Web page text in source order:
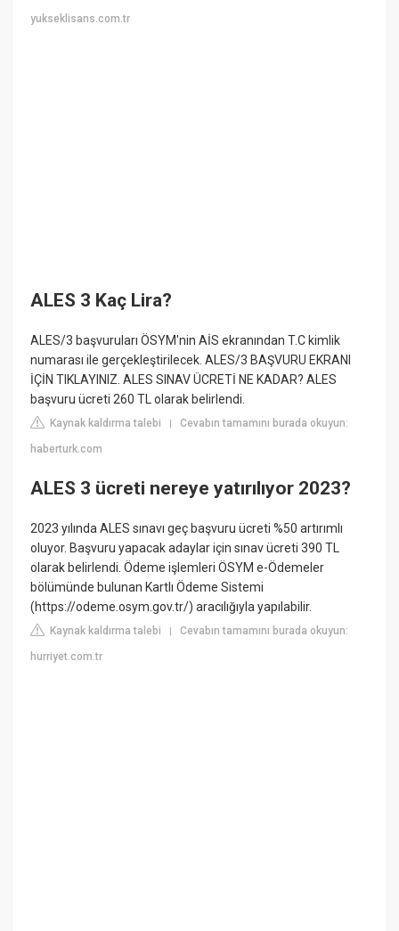
yukseklisans.com.tr
ALES 3 Kaç Lira?
ALES/3 başvuruları ÖSYM'nin AİS ekranından T.C kimlik
numarası ile gerçekleştirilecek. ALES/3 BAŞVURU EKRANI
İÇİN TIKLAYINIZ. ALES SINAV ÜCRETİ NE KADAR? ALES
başvuru ücreti 260 TL olarak belirlendi.
Kaynak kaldırma talebi |Cevabın tamamını burada okuyun:
haberturk.com
ALES 3 ücreti nereye yatırılıyor 2023?
2023 yılında ALES sınavı geç başvuru ücreti %50 artırımlı
oluyor. Başvuru yapacak adaylar için sınav ücreti 390 TL
olarak belirlendi. Ödeme işlemleri ÖSYM e-Ödemeler
bölümünde bulunan Kartlı Ödeme Sistemi
(https://odeme.osym.gov.tr/) aracılığıyla yapılabilir.
Kaynak kaldırma talebi |Cevabın tamamını burada okuyun:
hurriyet.com.tr